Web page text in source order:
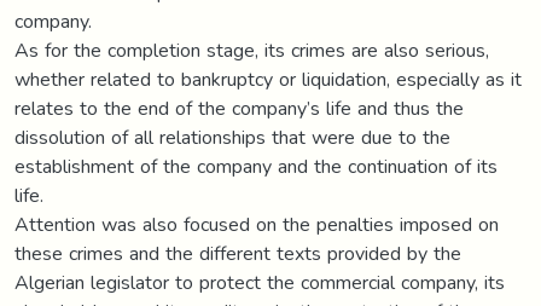
company.
As for the completion stage, its crimes are also serious,
whether related to bankruptcy or liquidation, especially as it
relates to the end of the company’s life and thus the
dissolution of all relationships that were due to the
establishment of the company and the continuation of its
life.
Attention was also focused on the penalties imposed on
these crimes and the different texts provided by the
Algerian legislator to protect the commercial company, its